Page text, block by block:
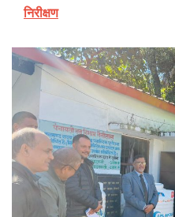
निरीक्षण